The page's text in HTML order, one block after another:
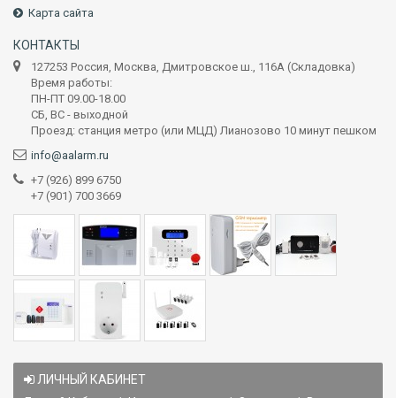
Карта сайта
КОНТАКТЫ
127253 Россия, Москва, Дмитровское ш., 116А (Складовка)
Время работы:
ПН-ПТ 09.00-18.00
СБ, ВС - выходной
Проезд: станция метро (или МЦД) Лианозово 10 минут пешком
info@aalarm.ru
+7 (926) 899 6750
+7 (901) 700 3669
ЛИЧНЫЙ КАБИНЕТ